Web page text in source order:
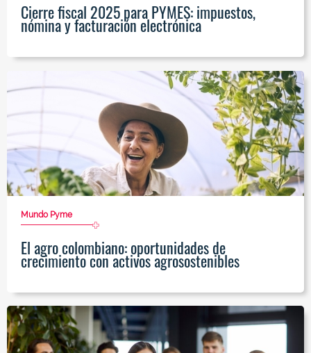
Cierre fiscal 2025 para PYMES: impuestos,
nómina y facturación electrónica
Mundo Pyme
El agro colombiano: oportunidades de
crecimiento con activos agrosostenibles